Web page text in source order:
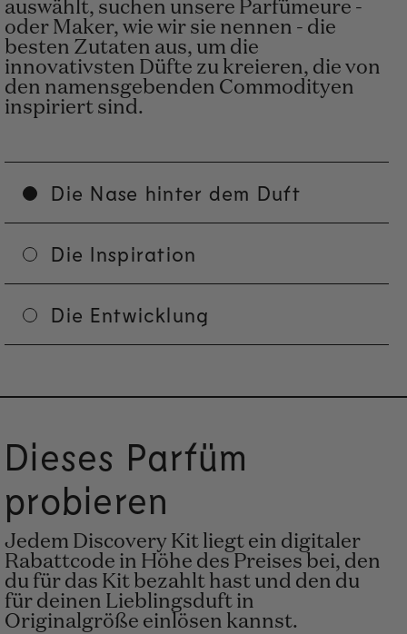
auswählt, suchen unsere Parfümeure -
oder Maker, wie wir sie nennen - die
besten Zutaten aus, um die
innovativsten Düfte zu kreieren, die von
den namensgebenden Commodityen
inspiriert sind.
Die Nase hinter dem Duft
Die Inspiration
Die Entwicklung
Dieses Parfüm
probieren
Jedem Discovery Kit liegt ein digitaler
Rabattcode in Höhe des Preises bei, den
du für das Kit bezahlt hast und den du
für deinen Lieblingsduft in
Originalgröße einlösen kannst.